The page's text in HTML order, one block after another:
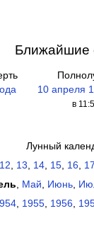
10 апреля
в
Лунный
12, 13, 14, 15, 16, 17
Май Июнь,
1955 1956